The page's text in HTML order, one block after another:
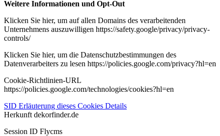
Weitere Informationen und Opt-Out
Klicken Sie hier, um auf allen Domains des verarbeitenden
Unternehmens auszuwilligen https://safety.google/privacy/privacy-
controls/
Klicken Sie hier, um die Datenschutzbestimmungen des
Datenverarbeiters zu lesen https://policies.google.com/privacy?hl=en
Cookie-Richtlinien-URL
https://policies.google.com/technologies/cookies?hl=en
SID Erläuterung dieses Cookies Details
Herkunft dekorfinder.de
Session ID Flycms